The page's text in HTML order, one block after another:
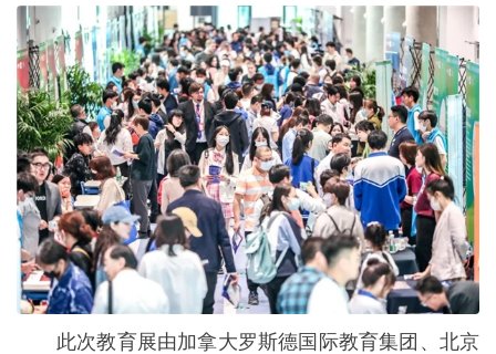
此次教育展由加拿大罗斯德国际教育集团、北京